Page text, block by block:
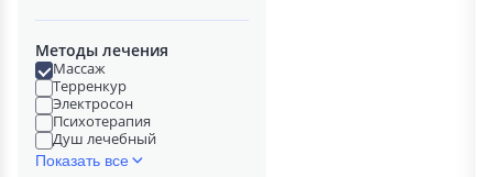
Методы лечения
Массаж
Терренкур
Электросон
Психотерапия
Душ лечебный
Показать все